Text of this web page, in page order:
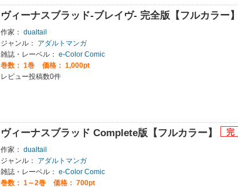
ヴィーナスブラッド-ブレイヴ- 完全版【フルカラー】
作家： dualtail
ジャンル：
アダルトマンガ
雑誌・レーベル： e-Color Comic
巻数： 1巻
価格： 1,000pt
レビュー投稿数0件
ヴィーナスブラッド Complete版【フルカラー】
作家： dualtail
ジャンル：
アダルトマンガ
雑誌・レーベル： e-Color Comic
巻数： 1～2巻
価格： 700pt